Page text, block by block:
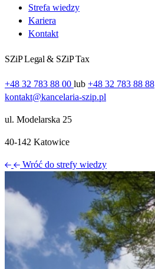
Strefa wiedzy
Kariera
Kontakt
SZiP Legal & SZiP Tax
+48 32 783 88 00 lub +48 32 783 88 88
kontakt@kancelaria-szip.pl
ul. Modelarska 25
40‑142 Katowice
Wróć do strefy wiedzy